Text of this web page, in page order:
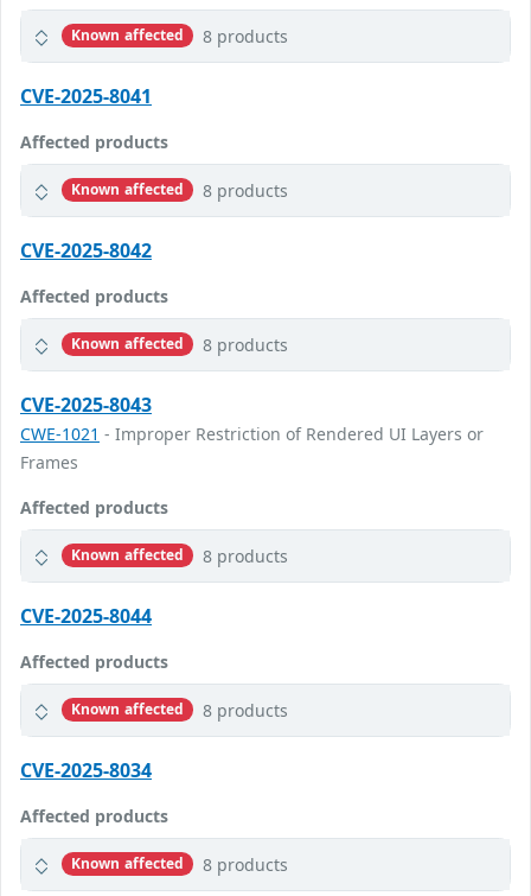
Known affected 8 products
CVE-2025-8041
Affected products
Known affected 8 products
CVE-2025-8042
Affected products
Known affected 8 products
CVE-2025-8043
CWE-1021 - Improper Restriction of Rendered UI Layers or
Frames
Affected products
Known affected 8 products
CVE-2025-8044
Affected products
Known affected 8 products
CVE-2025-8034
Affected products
Known affected 8 products